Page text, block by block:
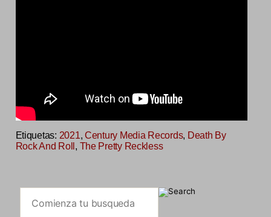
Etiquetas: 2021, Century Media Records, Death By
Rock And Roll , The Pretty Reckless